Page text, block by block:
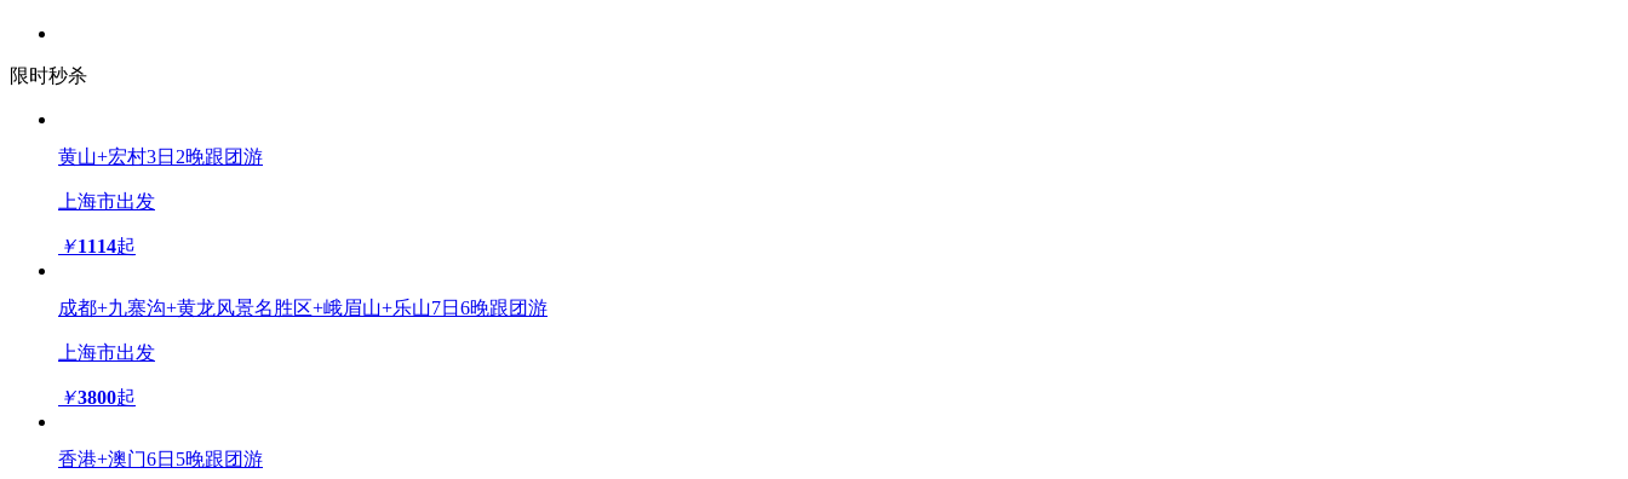
限时秒杀
黄山+宏村3日2晚跟团游
上海市出发
￥1114起
成都+九寨沟+黄龙风景名胜区+峨眉山+乐山7日6晚跟团游
上海市出发
￥3800起
香港+澳门6日5晚跟团游